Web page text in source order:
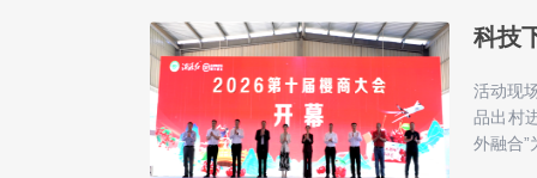
科技
活动现
品出村
外融合”